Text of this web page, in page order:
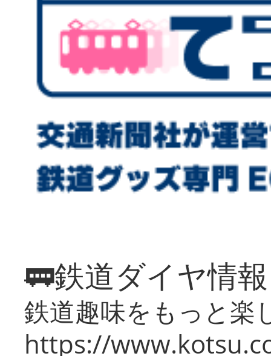
🚃鉄道ダイヤ情
鉄道趣味をもっと楽
https://